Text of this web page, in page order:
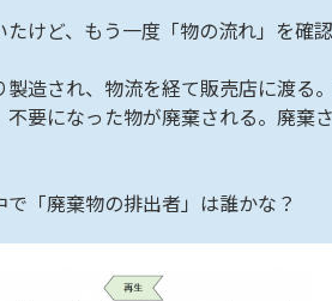
けど、もう一度「物の流れ」を確認
製造され、物流を経て販売店に渡る
不要になった物が廃棄される。廃棄
で「廃棄物の排出者」は誰かな？